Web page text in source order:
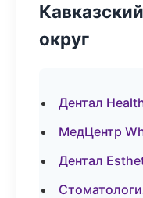
округ
Дентал
МедЦентр
Дентал